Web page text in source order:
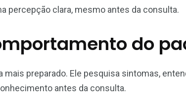
percepção clara, mesmo antes da consulta.
do
mais preparado. Ele pesquisa sintomas,
antes da consulta.